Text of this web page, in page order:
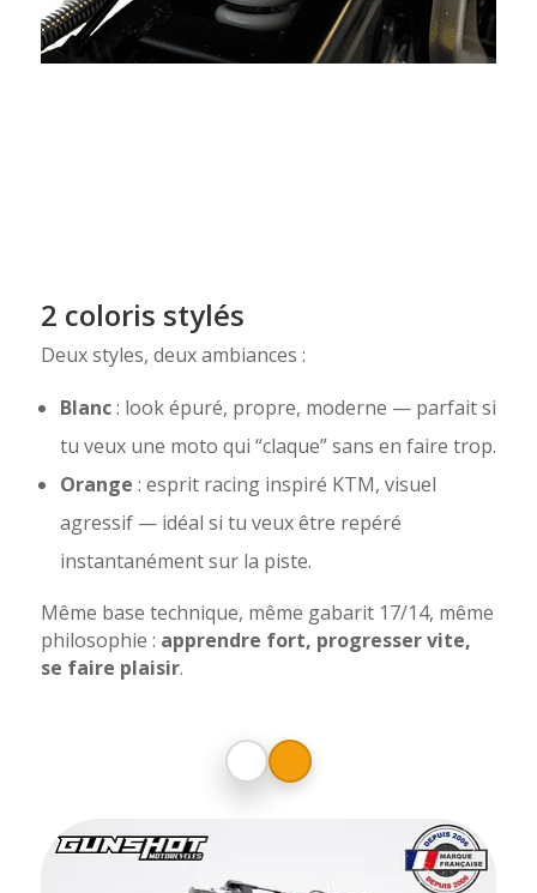
2 coloris stylés
Deux styles, deux ambiances :
Blanc: look épuré, propre, moderne — parfait si
tu veux une moto qui “claque” sans en faire trop.
Orange : esprit racing inspiré KTM, visuel
agressif — idéal si tu veux être repéré
instantanément sur la piste.
Même base technique, même gabarit 17/14, même
philosophie : apprendre fort, progresser vite,
se faire plaisir.